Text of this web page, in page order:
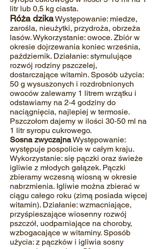
litr lub 0,5 kg ciasta.
Róża dzikaWystępowanie: miedze,
zarośla, nieużytki, przydroża, obrzeża
lasów. Wykorzystanie: owoce. Zbiór w
okresie dojrzewania koniec września,
październik. Działanie: stymulujące
rozwój rodziny pszczelej,
dostarczające witamin. Sposób użycia:
50 g wysuszonych i rozdrobnionych
owoców zalewamy 1 litrem wrzątku i
odstawiamy na 2‐4 godziny do
naciągnięcia, najlepiej w termosie.
Pszczołom dajemy w ilości 30‐50 ml na
1 litr syropu cukrowego.
Sosna zwyczajnaWystępowanie:
występuje pospolicie w całym kraju.
Wykorzystanie: się pączki oraz świeże
igliwie z młodych gałązek. Pączki
zbieramy wczesną wiosną w okresie
nabrzmienia. Igliwie można zbierać w
ciągu całego roku (zimą posiada więcej
witamin). Działanie: wzmacniające,
przyśpieszające wiosenny rozwój
pszczół, uodparniające na choroby,
wzbogacające w witaminy. Sposób
użycia: z pączków i igliwia sosny